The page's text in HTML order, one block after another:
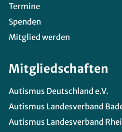
Termine
Spenden
Mitglied werden
Mitgliedschaften
Autismus Deutschland e.V.
Autismus Landesverband
Autismus Landesverband